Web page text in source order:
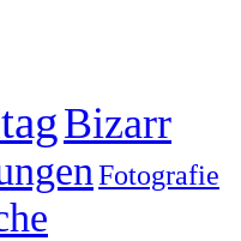
Bizarr
Fotografie